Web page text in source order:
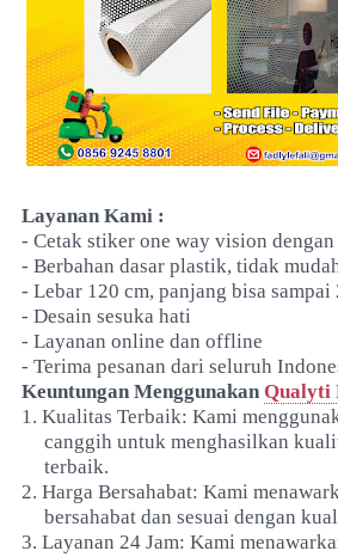
Layanan Kami :
- Cetak stiker one way vision
- Berbahan dasar plastik, tidak
- Lebar 120 cm, panjang bisa sampai
- Desain sesuka hati
- Layanan online dan offline
- Terima pesanan dari seluruh
Keuntungan Menggunakan Qualyti
1. Kualitas Terbaik: Kami
canggih untuk menghasilkan
terbaik.
2. Harga Bersahabat: Kami
bersahabat dan sesuai dengan
3. Layanan 24 Jam: Kami